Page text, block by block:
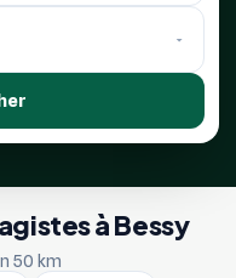
à Bessy
50 km